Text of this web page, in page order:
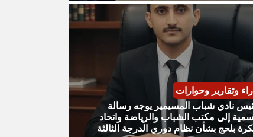
وتقارير وحوارات
نادي شباب المسيمير يوجه رسالة
إلى مكتب الشباب والرياضة واتحاد
بلحج بشأن نظام دوري الدرجة الثالثة